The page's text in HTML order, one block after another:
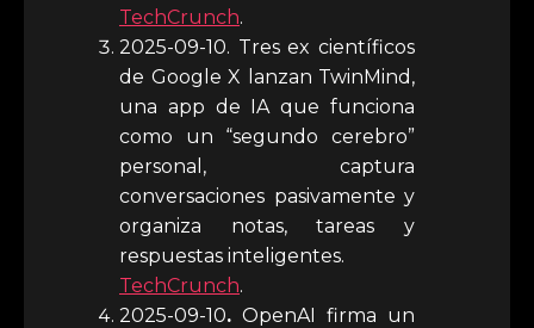
TechCrunch.
2025-09-10. Tres ex científicos
de Google X lanzan TwinMind,
una app de IA que funciona
como un “segundo cerebro”
personal, captura
conversaciones pasivamente y
organiza notas, tareas y
respuestas inteligentes.
TechCrunch.
2025-09-10. OpenAI firma un